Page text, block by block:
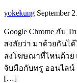
yokekung September
Google Chrome กับ
สงสัยว่า มาด้วยกันไ
ลงโฆษณาที่ไหนด้วย
จับมือกับทรู ออนไลน์
[…]